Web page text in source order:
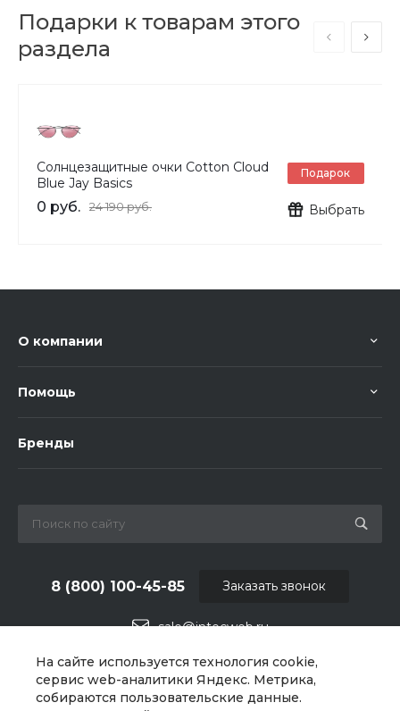
На сайте используется технология cookie,
сервис web-аналитики Яндекс. Метрика,
собираются пользовательские данные.
Подарки к товарам этого
раздела
Солнцезащитные очки Cotton Cloud
Blue Jay Basics
0 руб. 24 190 руб.
Подарок
Выбрать
О компании
Помощь
Бренды
sale@intecweb.ru
8 (800) 100-45-85
г. Челябинск, ул.Свободы, д.93, оф. 6
Заказать звонок